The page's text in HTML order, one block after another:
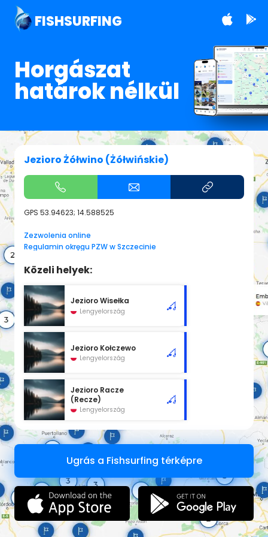
FISHSURFING
Horgászat
határok nélkül
Jezioro Żółwino (Żółwińskie)
GPS 53.94623; 14.588525
Zezwolenia online
Regulamin okręgu PZW w Szczecinie
Közeli helyek:
Jezioro Wisełka
Lengyelország
Jezioro Kołczewo
Lengyelország
Jezioro Racze
(Recze)
Lengyelország
Ugrás a Fishsurfing térképre